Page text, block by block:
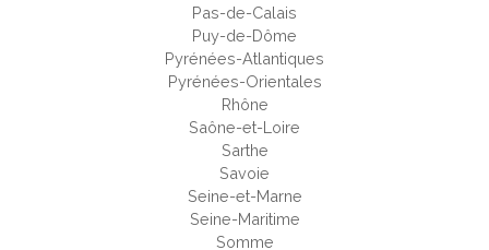
Pas-de-Calais
Puy-de-Dôme
Pyrénées-Atlantiques
Pyrénées-Orientales
Rhône
Saône-et-Loire
Sarthe
Savoie
Seine-et-Marne
Seine-Maritime
Somme